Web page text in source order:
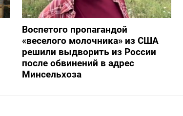
Воспетого пропагандой
«веселого молочника» из США
решили выдворить из России
после обвинений в адрес
Минсельхоза